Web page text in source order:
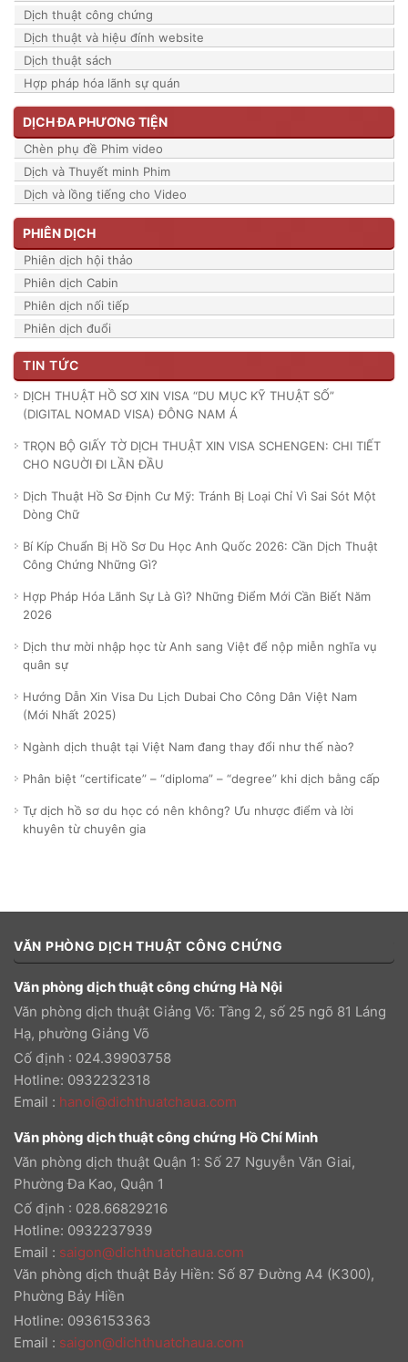
Dịch thuật công chứng
Dịch thuật và hiệu đính website
Dịch thuật sách
Hợp pháp hóa lãnh sự quán
DỊCH ĐA PHƯƠNG TIỆN
Chèn phụ đề Phim video
Dịch và Thuyết minh Phim
Dịch và lồng tiếng cho Video
PHIÊN DỊCH
Phiên dịch hội thảo
Phiên dịch Cabin
Phiên dịch nối tiếp
Phiên dịch đuổi
TIN TỨC
DỊCH THUẬT HỒ SƠ XIN VISA “DU MỤC KỸ THUẬT SỐ”
(DIGITAL NOMAD VISA) ĐÔNG NAM Á
TRỌN BỘ GIẤY TỜ DỊCH THUẬT XIN VISA SCHENGEN: CHI TIẾT
CHO NGUỜI ĐI LẦN ĐẦU
Dịch Thuật Hồ Sơ Định Cư Mỹ: Tránh Bị Loại Chỉ Vì Sai Sót Một
Dòng Chữ
Bí Kíp Chuẩn Bị Hồ Sơ Du Học Anh Quốc 2026: Cần Dịch Thuật
Công Chứng Những Gì?
Hợp Pháp Hóa Lãnh Sự Là Gì? Những Điểm Mới Cần Biết Năm
2026
Dịch thư mời nhập học từ Anh sang Việt để nộp miễn nghĩa vụ
quân sự
Hướng Dẫn Xin Visa Du Lịch Dubai Cho Công Dân Việt Nam
(Mới Nhất 2025)
Ngành dịch thuật tại Việt Nam đang thay đổi như thế nào?
Phân biệt “certificate” – “diploma” – “degree” khi dịch bằng cấp
Tự dịch hồ sơ du học có nên không? Ưu nhược điểm và lời
khuyên từ chuyên gia
VĂN PHÒNG DỊCH THUẬT CÔNG CHỨNG
Văn phòng dịch thuật công chứng Hà Nội
Văn phòng dịch thuật Giảng Võ: Tầng 2, số 25 ngõ 81 Láng
Hạ, phường Giảng Võ
Cố định : 024.39903758
Hotline: 0932232318
Email : hanoi@dichthuatchaua.com
Văn phòng dịch thuật công chứng Hồ Chí Minh
Văn phòng dịch thuật Quận 1: Số 27 Nguyễn Văn Giai,
Phường Đa Kao, Quận 1
Cố định : 028.66829216
Hotline: 0932237939
Email : saigon@dichthuatchaua.com
Văn phòng dịch thuật Bảy Hiền: Số 87 Đường A4 (K300),
Phường Bảy Hiền
Hotline: 0936153363
Email : saigon@dichthuatchaua.com